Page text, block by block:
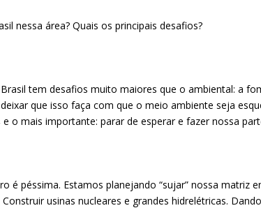
nessa área? Quais os principais desafios?
tem desafios muito maiores que o ambiental: a
que isso faça com que o meio ambiente seja
o mais importante: parar de esperar e fazer nossa
é péssima. Estamos planejando “sujar” nossa matriz
usinas nucleares e grandes hidrelétricas.